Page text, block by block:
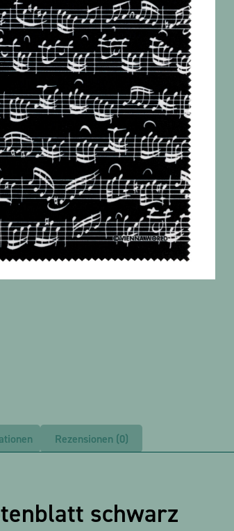
Rezensionen (0)
schwarz